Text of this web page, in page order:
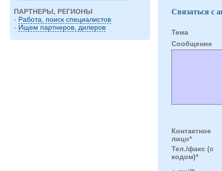
ПАРТНЕРЫ, РЕГИОНЫ
- Работа, поиск специалистов
- Ищем партнеров, дилеров
Связаться с
Тема
Cообщение
Контактное
лицо*
Тел./факс (с
кодом)*